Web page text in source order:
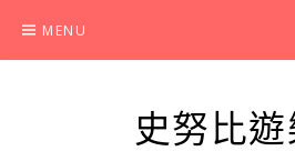
content
MENU
史努比遊